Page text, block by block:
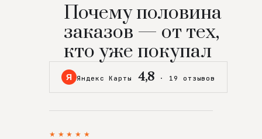
Почему половина
заказов — от тех,
кто уже покупал
Я Яндекс Карты 4,8 · 19 отзывов
★★★★★